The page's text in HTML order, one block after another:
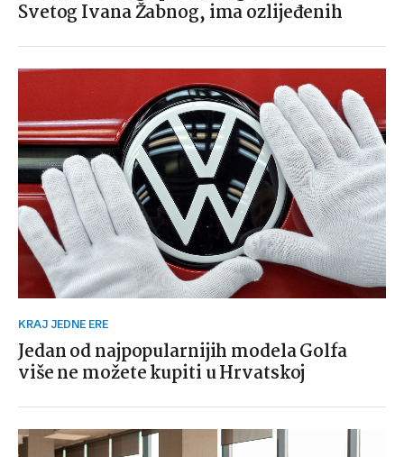
Svetog Ivana Žabnog, ima ozlijeđenih
KRAJ JEDNE ERE
Jedan od najpopularnijih modela Golfa
više ne možete kupiti u Hrvatskoj